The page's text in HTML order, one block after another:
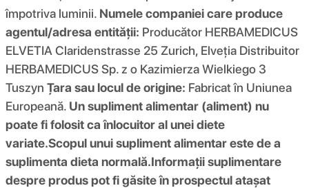
împotriva luminii. Numele companiei care produce
agentul/adresa entității: Producător HERBAMEDICUS
ELVETIA Claridenstrasse 25 Zurich, Elveția Distribuitor
HERBAMEDICUS Sp. z o Kazimierza Wielkiego 3
Tuszyn Țara sau locul de origine: Fabricat în Uniunea
Europeană. Un supliment alimentar (aliment) nu
poate fi folosit ca înlocuitor al unei diete
variate.Scopul unui supliment alimentar este de a
suplimenta dieta normală.Informații suplimentare
despre produs pot fi găsite în prospectul atașat